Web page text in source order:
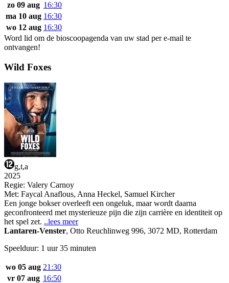
zo 09 aug 16:30
ma 10 aug 16:30
wo 12 aug 16:30
Word lid om de bioscoopagenda van uw stad per e-mail te
ontvangen!
Wild Foxes
g,t,a
2025
Regie: Valery Carnoy
Met: Faycal Anaflous, Anna Heckel, Samuel Kircher
Een jonge bokser overleeft een ongeluk, maar wordt daarna
geconfronteerd met mysterieuze pijn die zijn carrière en identiteit op
het spel zet. ..lees meer
Lantaren-Venster, Otto Reuchlinweg 996, 3072 MD, Rotterdam
Speelduur: 1 uur 35 minuten
wo 05 aug 21:30
vr 07 aug 16:50